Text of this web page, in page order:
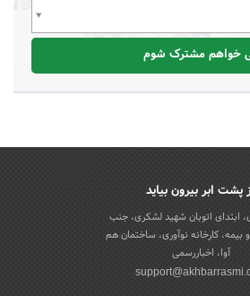
خواهم مشترک شوم
پشت ابر بیرون بیاید
ابتدای اتوبان شهید لشکری، جنب
بیمه، کارخانه نوآوری، ساختمان هم
آوا، اخباررسمی